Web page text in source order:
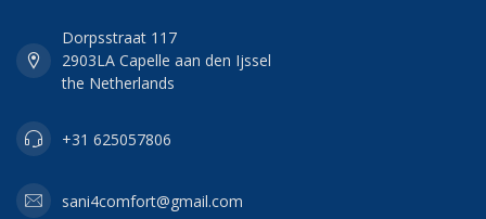
Dorpsstraat 117
2903LA Capelle aan den Ijssel
the Netherlands
+31 625057806
sani4comfort@gmail.com